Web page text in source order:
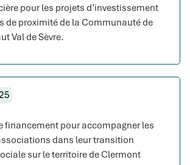
pour les projets d’investissement
de proximité de la Communauté de
Val de Sèvre.
financement pour accompagner les
dans leur transition
sur le territoire de Clermont